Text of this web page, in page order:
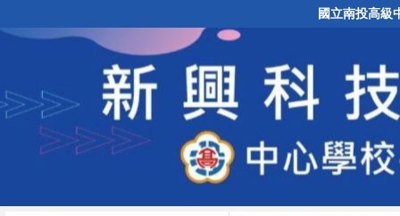
國立南投高級